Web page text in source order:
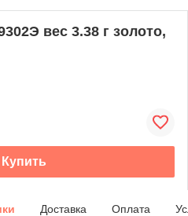
вес 3.38 г золото,
Купить
Доставка Оплата